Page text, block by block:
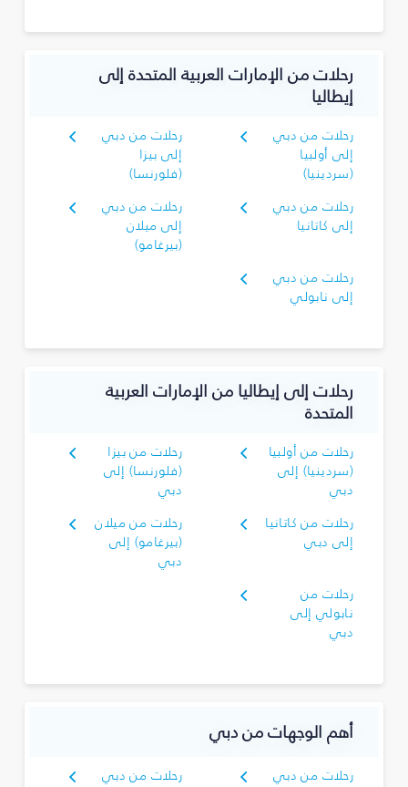
رحلات من الإمارات العربية المتحدة إلى
إيطاليا
رحلات من دبي
إلى أولبيا
(سردينيا)
رحلات من دبي
إلى بيزا
(فلورنسا)
رحلات من دبي
إلى كاتانيا
رحلات من دبي
إلى ميلان
(بيرغامو)
رحلات من دبي
إلى نابولي
رحلات إلى إيطاليا من الإمارات العربية
المتحدة
رحلات من أولبيا
(سردينيا) إلى
دبي
رحلات من بيزا
(فلورنسا) إلى
دبي
رحلات من كاتانيا
إلى دبي
رحلات من ميلان
(بيرغامو) إلى
دبي
رحلات من
نابولي إلى
دبي
أهم الوجهات من دبي
رحلات من دبي
رحلات من دبي